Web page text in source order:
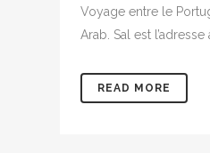
Voyage entre le
Arab. Sal est
READ MORE